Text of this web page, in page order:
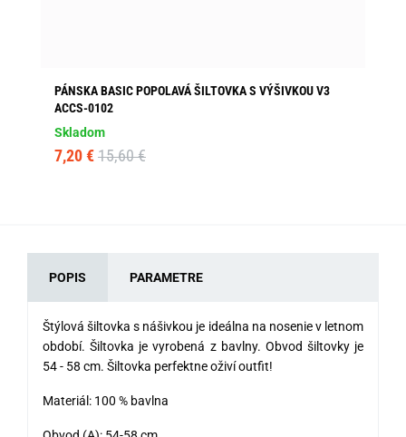
PÁNSKA BASIC POPOLAVÁ ŠILTOVKA S VÝŠIVKOU V3
ACCS-0102
Skladom
7,20 € 15,60 €
POPIS PARAMETRE
Štýlová šiltovka s nášivkou je ideálna na nosenie v letnom
období. Šiltovka je vyrobená z bavlny. Obvod šiltovky je
54 - 58 cm. Šiltovka perfektne oživí outfit!
Materiál: 100 % bavlna